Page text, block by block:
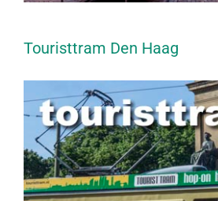
Touristtram Den Haag